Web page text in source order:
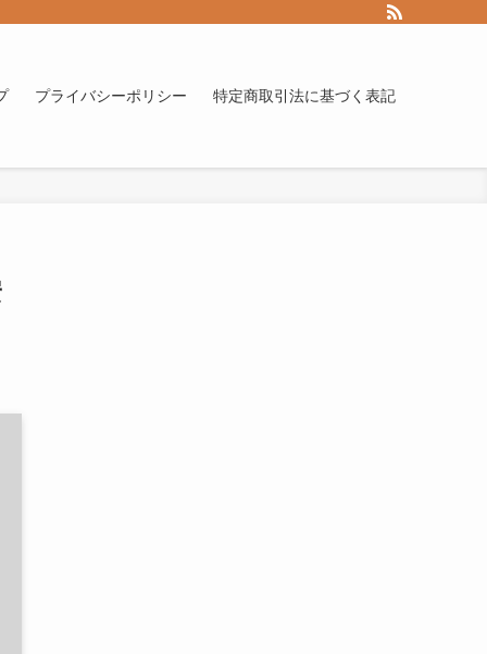
プライバシーポリシー 特定商取引法に基づく表記